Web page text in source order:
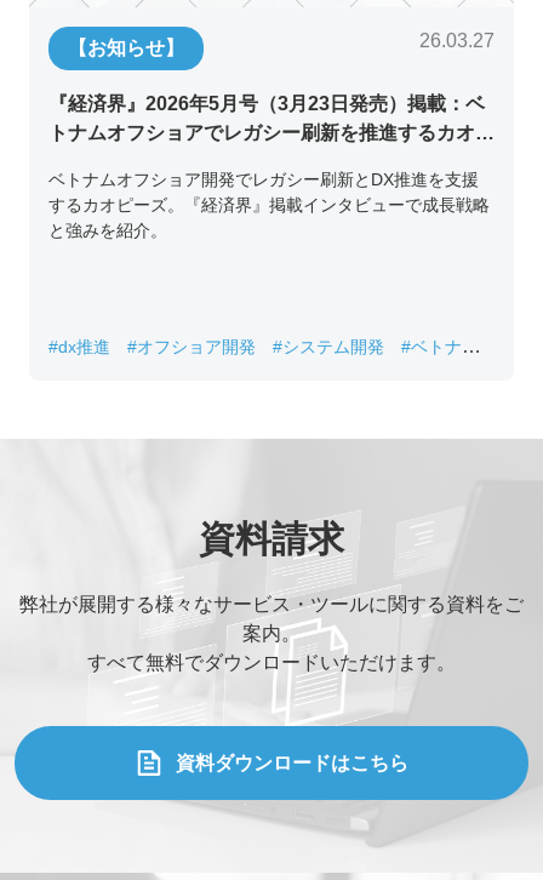
【お知らせ】 26.03.27
『経済界』2026年5月号（3月23日発売）掲載：ベ
トナムオフショアでレガシー刷新を推進するカオピ
ベトナムオフショア開発でレガシー刷新とDX推進を支援
するカオピーズ。『経済界』掲載インタビューで成長戦略
と強みを紹介。
#dx推進 #オフショア開発 #システム開発
#ベトナムIT
資料請求
弊社が展開する様々なサービス・ツールに関する資料をご
案内。
すべて無料でダウンロードいただけます。
資料ダウンロードはこちら